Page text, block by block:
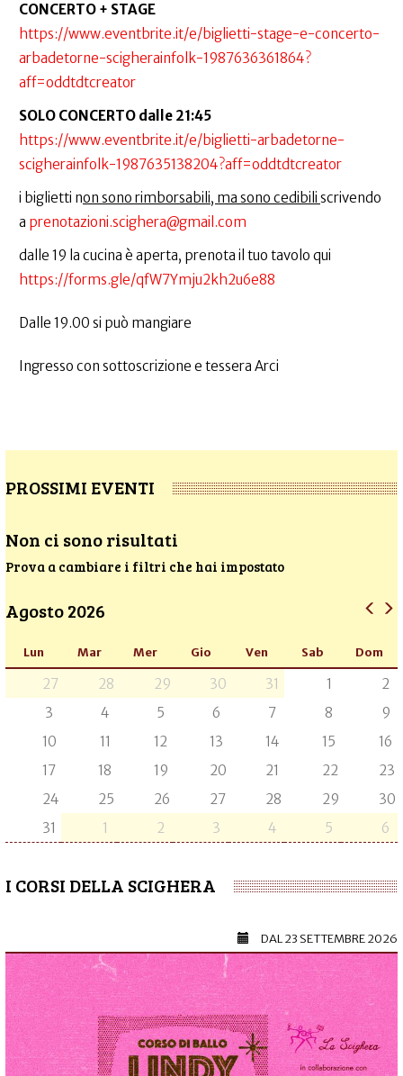
CONCERTO + STAGE
https://www.eventbrite.it/e/biglietti-stage-e-concerto-
arbadetorne-scigherainfolk-1987636361864?
aff=oddtdtcreator
SOLO CONCERTO dalle 21:45
https://www.eventbrite.it/e/biglietti-arbadetorne-
scigherainfolk-1987635138204?aff=oddtdtcreator
i biglietti non sono rimborsabili, ma sono cedibili scrivendo
a prenotazioni.scighera@gmail.com
dalle 19 la cucina è aperta, prenota il tuo tavolo qui
https://forms.gle/qfW7Ymju2kh2u6e88
Dalle 19.00 si può mangiare
Ingresso con sottoscrizione e tessera Arci
PROSSIMI EVENTI
Non ci sono risultati
Prova a cambiare i filtri che hai impostato
Agosto 2026
Lun Mar Mer Gio Ven Sab Dom
27 28 29 30 31 1
2
3
4 5 6 7 8
9
10
11 12 13 14 15
16
17
18 19 20 21 22
23
24
25 26 27 28 29
30
31
1 2 3 4 5 6
I CORSI DELLA SCIGHERA
DAL23 SETTEMBRE 2026